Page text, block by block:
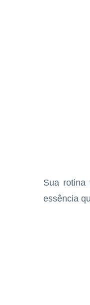
Sua rotina
essência